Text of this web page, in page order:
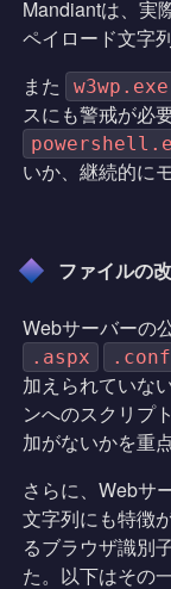
Mandiantは、実
ペイロード文字
また
w3wp.exe
スにも警戒が必要
いか、継続的に
ファイルの
Webサーバーの
.aspx
加えられていな
ンへのスクリプ
加がないかを重
さらに、Webサ
文字列にも特徴
るブラウザ識別
た。以下はその一